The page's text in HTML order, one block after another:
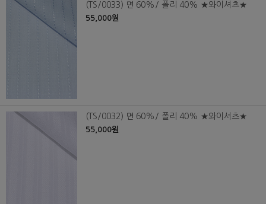
(TS/0033) 면 60%/ 폴리 40% ★와이셔츠★
55,000원
(TS/0032) 면 60%/ 폴리 40% ★와이셔츠★
55,000원